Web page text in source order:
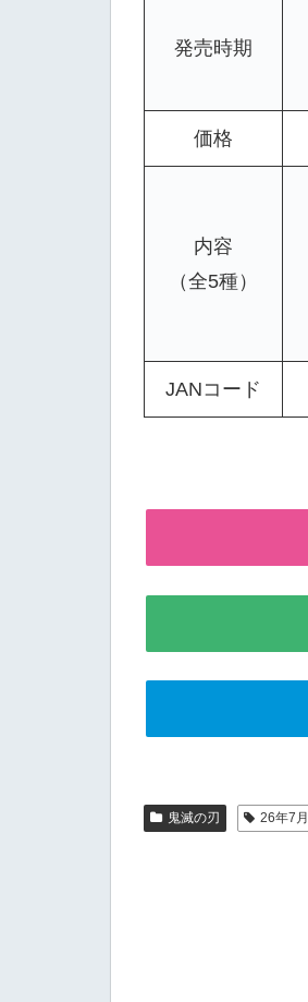
発売時期
価格
内容
（全5種）
JANコード
鬼滅の刃 26年7月